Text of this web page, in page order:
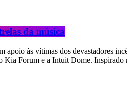
da música
às vítimas dos devastadores
Kia Forum e a Intuit Dome.